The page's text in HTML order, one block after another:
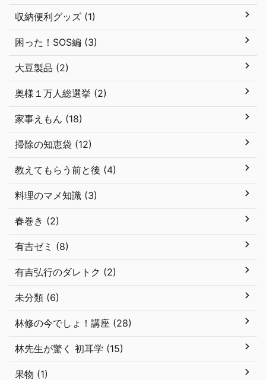
収納便利グッズ (1)
困った！SOS編 (3)
大豆製品 (2)
奥様１万人総選挙 (2)
家事えもん (18)
掃除の知恵袋 (12)
教えてもらう前と後 (4)
料理のマメ知識 (3)
春巻き (2)
有吉ゼミ (8)
有吉弘行のダレトク (2)
未分類 (6)
林修の今でしょ！講座 (28)
林先生が驚く 初耳学 (15)
果物 (1)